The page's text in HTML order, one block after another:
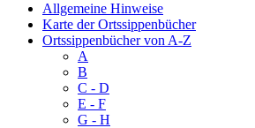
Allgemeine Hinweise
Karte der Ortssippenbücher
Ortssippenbücher von A-Z
A
B
C - D
E - F
G - H